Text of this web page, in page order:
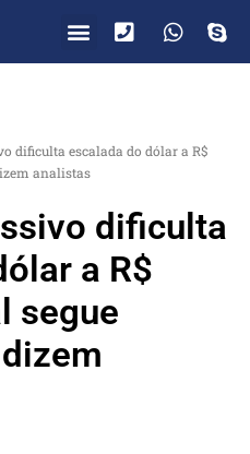
dificulta escalada do dólar a R$
analistas
dificulta
a R$
segue